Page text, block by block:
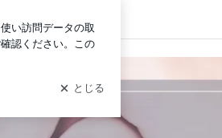
ログイン
ン ルーナ